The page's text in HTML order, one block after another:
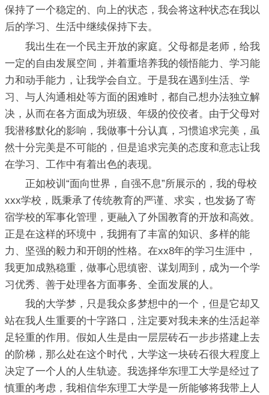
保持了一个稳定的、向上的状态，我会将这种状态在我以
后的学习、生活中继续保持下去。
我出生在一个民主开放的家庭。父母都是老师，给我
一定的自由发展空间，并着重培养我的领悟能力、学习能
力和动手能力，让我学会自立。于是我在遇到生活、学
习、与人沟通相处等方面的困难时，都自己想办法独立解
决，从而在各方面成为班级、年级的佼佼者。由于父母对
我潜移默化的影响，我做事十分认真，习惯追求完美，虽
然十分完美是不可能的，但是追求完美的态度和意志让我
在学习、工作中有着出色的表现。
正如校训“面向世界，自强不息”所展示的，我的母校
xxx学校，既秉承了传统教育的严谨、求实，也发扬了寄
宿学校的军事化管理，更融入了外国教育的开放和高效。
正是在这样的环境中，我拥有了丰富的知识、多样的能
力、坚强的毅力和开朗的性格。在xx8年的学习生涯中，
我更加成熟稳重，做事心思缜密、谋划周到，成为一个学
习优秀、善于处理各方面事务、全面发展的人。
我的大学梦，只是我众多梦想中的一个，但是它却又
站在我人生重要的十字路口，注定要对我未来的生活起举
足轻重的作用。假如人生是由一层层砖石一步步搭建上去
的阶梯，那么处在这个时代，大学这一块砖石很大程度上
决定了一个人的人生轨迹。我选择华东理工大学是经过了
慎重的考虑，我相信华东理工大学是一所能够将我带上人